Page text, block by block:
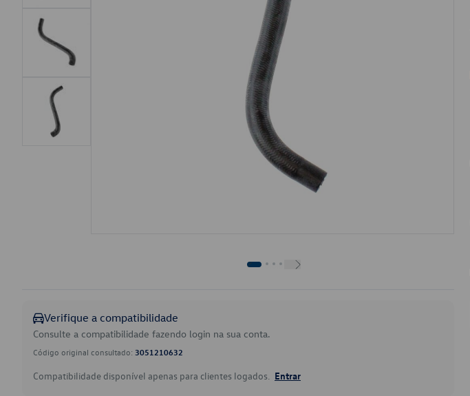
Verifique a compatibilidade
Consulte a compatibilidade fazendo login na sua conta.
Código original consultado: 3051210632
Compatibilidade disponível apenas para clientes logados. Entrar